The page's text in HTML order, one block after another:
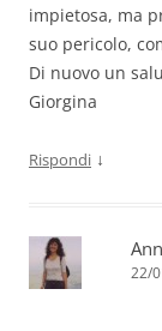
impietosa, ma
suo pericolo,
Di nuovo un
Giorgina
Rispondi ↓
22/